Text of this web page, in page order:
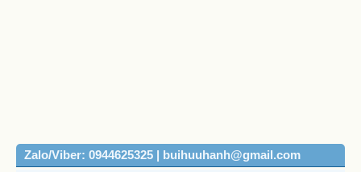
Zalo/Viber: 0944625325 | buihuuhanh@gmail.com